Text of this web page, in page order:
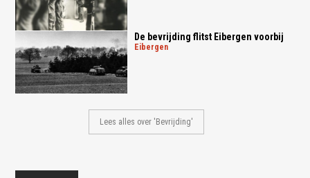
De bevrijding flitst Eibergen voorbij
eibergen
Lees alles over 'Bevrijding'